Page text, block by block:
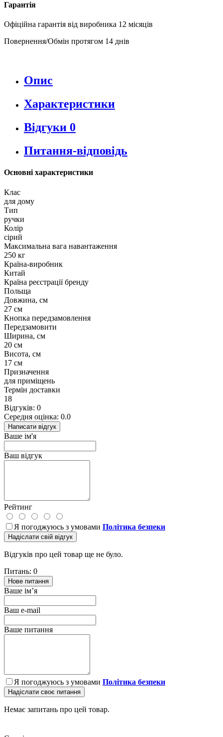
Гарантія
Офіційна гарантія від виробника 12 місяців
Повернення/Обмін протягом 14 днів
Опис
Характеристики
Відгуки 0
Питання-відповідь
Основні характеристики
Клас
для дому
Тип
ручки
Колір
сірий
Максимальна вага навантаження
250 кг
Країна-виробник
Китай
Країна реєстрації бренду
Польща
Довжина, см
27 см
Кнопка передзамовлення
Передзамовити
Ширина, см
20 см
Висота, см
17 см
Призначення
для приміщень
Термін доставки
18
Відгуків: 0
Середня оцінка: 0.0
Написати відгук
Ваше ім'я
Ваш відгук
Рейтинг
Я погоджуюсь з умовами Політика безпеки
Надіслати свій відгук
Відгуків про цей товар ще не було.
Питань: 0
Нове питання
Ваше ім’я
Ваш e-mail
Ваше питання
Я погоджуюсь з умовами Політика безпеки
Надіслати своє питання
Немає запитань про цей товар.